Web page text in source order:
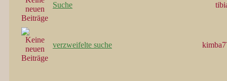
Suche
verzweifelte suche